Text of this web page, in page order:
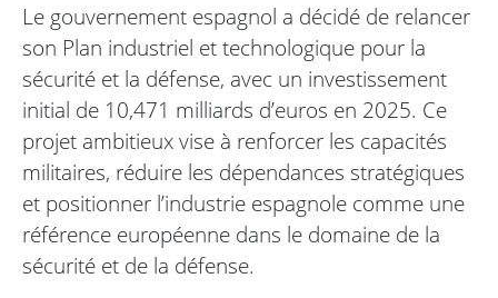
Le gouvernement espagnol a décidé de relancer
son Plan industriel et technologique pour la
sécurité et la défense, avec un investissement
initial de 10,471 milliards d’euros en 2025. Ce
projet ambitieux vise à renforcer les capacités
militaires, réduire les dépendances stratégiques
et positionner l’industrie espagnole comme une
référence européenne dans le domaine de la
sécurité et de la défense.